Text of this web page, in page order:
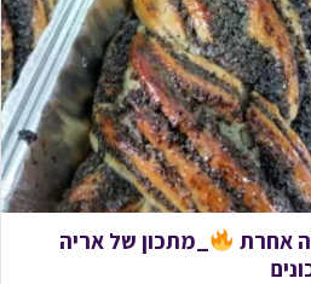
אחרת
_מתכון של אריה